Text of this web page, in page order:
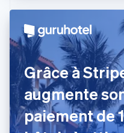
Grâce à
augmente
paiement de
États-Unis
Finlande
EnglishSvenska
France
FrançaisEnglish
Gibraltar
English
Grèce
English
Hongrie